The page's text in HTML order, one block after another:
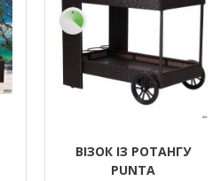
ВІЗОК ІЗ РОТАНГУ
PUNTA